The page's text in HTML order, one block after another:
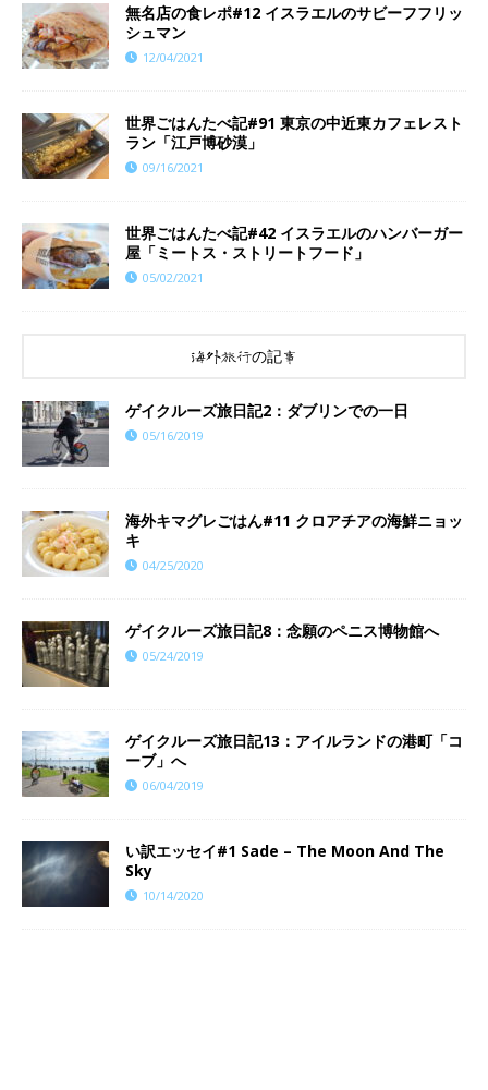
無名店の食レポ#12 イスラエルのサビーフフリッ
シュマン
12/04/2021
世界ごはんたべ記#91 東京の中近東カフェレスト
ラン「江戸博砂漠」
09/16/2021
世界ごはんたべ記#42 イスラエルのハンバーガー
屋「ミートス・ストリートフード」
05/02/2021
海外旅行の記事
ゲイクルーズ旅日記2：ダブリンでの一日
05/16/2019
海外キマグレごはん#11 クロアチアの海鮮ニョッ
キ
04/25/2020
ゲイクルーズ旅日記8：念願のペニス博物館へ
05/24/2019
ゲイクルーズ旅日記13：アイルランドの港町「コ
ーブ」へ
06/04/2019
い訳エッセイ#1 Sade – The Moon And The
Sky
10/14/2020